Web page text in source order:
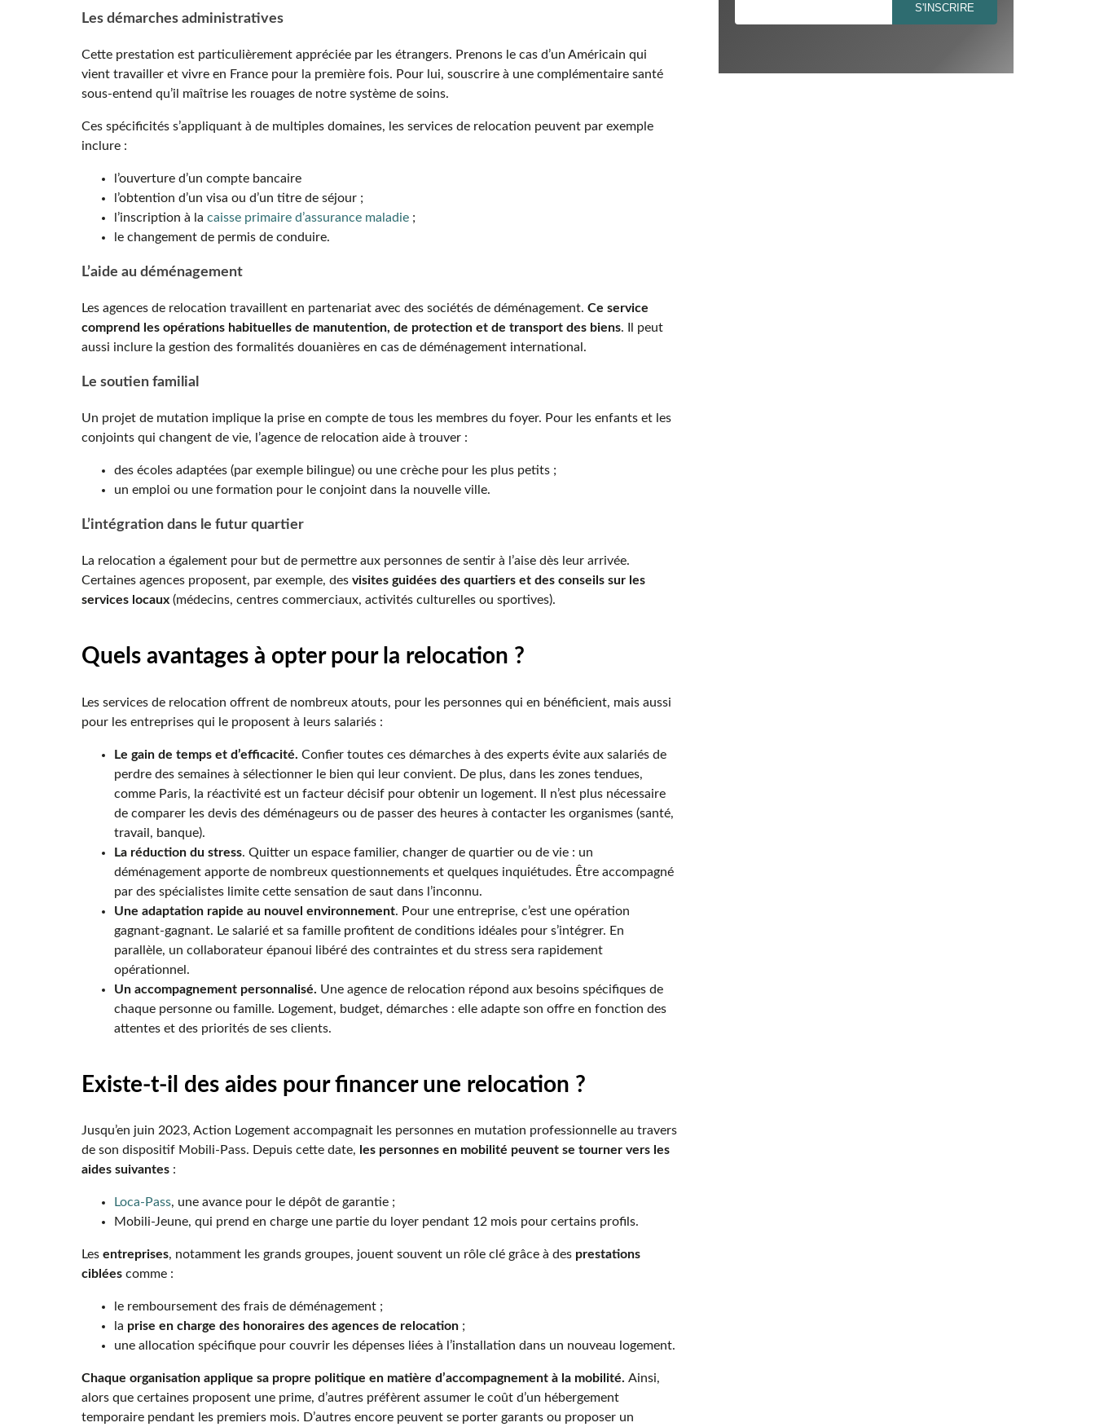
Les démarches administratives
Cette prestation est particulièrement appréciée par les étrangers. Prenons le cas d’un Américain qui
vient travailler et vivre en France pour la première fois. Pour lui, souscrire à une complémentaire santé
sous-entend qu’il maîtrise les rouages de notre système de soins.
Ces spécificités s’appliquant à de multiples domaines, les services de relocation peuvent par exemple
inclure :
l’ouverture d’un compte bancaire
l’obtention d’un visa ou d’un titre de séjour ;
l’inscription à la caisse primaire d’assurance maladie ;
le changement de permis de conduire.
L’aide au déménagement
Les agences de relocation travaillent en partenariat avec des sociétés de déménagement. Ce service
comprend les opérations habituelles de manutention, de protection et de transport des biens. Il peut
aussi inclure la gestion des formalités douanières en cas de déménagement international.
Le soutien familial
Un projet de mutation implique la prise en compte de tous les membres du foyer. Pour les enfants et les
conjoints qui changent de vie, l’agence de relocation aide à trouver :
des écoles adaptées (par exemple bilingue) ou une crèche pour les plus petits ;
un emploi ou une formation pour le conjoint dans la nouvelle ville.
L’intégration dans le futur quartier
La relocation a également pour but de permettre aux personnes de sentir à l’aise dès leur arrivée.
Certaines agences proposent, par exemple, des visites guidées des quartiers et des conseils sur les
services locaux (médecins, centres commerciaux, activités culturelles ou sportives).
Quels avantages à opter pour la relocation ?
Les services de relocation offrent de nombreux atouts, pour les personnes qui en bénéficient, mais aussi
pour les entreprises qui le proposent à leurs salariés :
Le gain de temps et d’efficacité. Confier toutes ces démarches à des experts évite aux salariés de
perdre des semaines à sélectionner le bien qui leur convient. De plus, dans les zones tendues,
comme Paris, la réactivité est un facteur décisif pour obtenir un logement. Il n’est plus nécessaire
de comparer les devis des déménageurs ou de passer des heures à contacter les organismes (santé,
travail, banque).
La réduction du stress. Quitter un espace familier, changer de quartier ou de vie : un
déménagement apporte de nombreux questionnements et quelques inquiétudes. Être accompagné
par des spécialistes limite cette sensation de saut dans l’inconnu.
Une adaptation rapide au nouvel environnement. Pour une entreprise, c’est une opération
gagnant-gagnant. Le salarié et sa famille profitent de conditions idéales pour s’intégrer. En
parallèle, un collaborateur épanoui libéré des contraintes et du stress sera rapidement
opérationnel.
Un accompagnement personnalisé. Une agence de relocation répond aux besoins spécifiques de
chaque personne ou famille. Logement, budget, démarches : elle adapte son offre en fonction des
attentes et des priorités de ses clients.
Existe-t-il des aides pour financer une relocation ?
Jusqu’en juin 2023, Action Logement accompagnait les personnes en mutation professionnelle au travers
de son dispositif Mobili-Pass. Depuis cette date, les personnes en mobilité peuvent se tourner vers les
aides suivantes :
Loca-Pass, une avance pour le dépôt de garantie ;
Mobili-Jeune, qui prend en charge une partie du loyer pendant 12 mois pour certains profils.
Les entreprises, notamment les grands groupes, jouent souvent un rôle clé grâce à des prestations
ciblées comme :
le remboursement des frais de déménagement ;
la prise en charge des honoraires des agences de relocation ;
une allocation spécifique pour couvrir les dépenses liées à l’installation dans un nouveau logement.
Chaque organisation applique sa propre politique en matière d’accompagnement à la mobilité. Ainsi,
alors que certaines proposent une prime, d’autres préfèrent assumer le coût d’un hébergement
temporaire pendant les premiers mois. D’autres encore peuvent se porter garants ou proposer un